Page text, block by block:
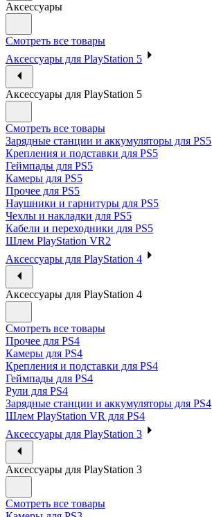
Аксессуары
Смотреть все товары
Аксессуары для PlayStation 5
Аксессуары для PlayStation 5
Смотреть все товары
Зарядные станции и аккумуляторы для PS5
Крепления и подставки для PS5
Геймпады для PS5
Камеры для PS5
Прочее для PS5
Наушники и гарнитуры для PS5
Чехлы и накладки для PS5
Кабели и переходники для PS5
Шлем PlayStation VR2
Аксессуары для PlayStation 4
Аксессуары для PlayStation 4
Смотреть все товары
Прочее для PS4
Камеры для PS4
Крепления и подставки для PS4
Геймпады для PS4
Рули для PS4
Зарядные станции и аккумуляторы для PS4
Шлем PlayStation VR для PS4
Аксессуары для PlayStation 3
Аксессуары для PlayStation 3
Смотреть все товары